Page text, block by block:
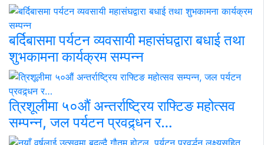
बर्दिबासमा पर्यटन व्यवसायी महासंघद्वारा बधाई तथा
शुभकामना कार्यक्रम सम्पन्न
त्रिशूलीमा ५०औं अन्तर्राष्ट्रिय राफ्टिङ महोत्सव
सम्पन्न, जल पर्यटन प्रवद्र्धन र…